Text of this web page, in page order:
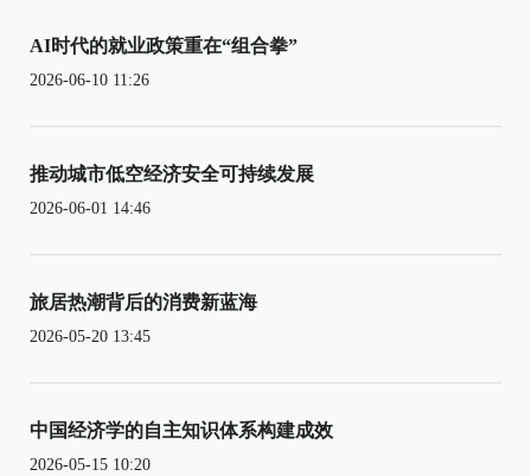
AI时代的就业政策重在“组合拳”
2026-06-10 11:26
推动城市低空经济安全可持续发展
2026-06-01 14:46
旅居热潮背后的消费新蓝海
2026-05-20 13:45
中国经济学的自主知识体系构建成效
2026-05-15 10:20